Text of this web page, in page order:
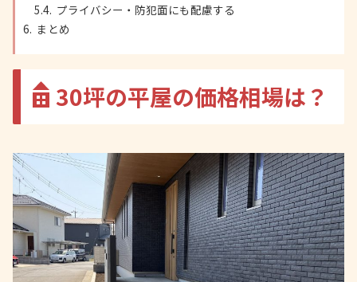
プライバシー・防犯面にも配慮する
まとめ
30坪の平屋の価格相場は？